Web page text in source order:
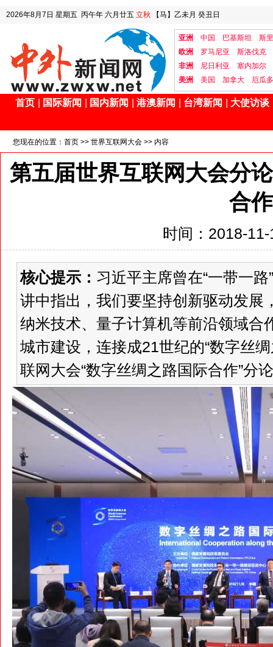
2026年8月7日 星期五 丙午年 六月廿五 立秋 【马】乙未月 癸丑日
亚洲 中国 巴基斯坦
斯
欧洲
罗马尼亚
斯洛伐克
非洲
尼日利亚
塞内加尔
美洲
美国 加拿大 厄瓜
首页 国际新闻 国内新闻 港澳新闻 台湾新闻 大使访谈
您现在的位置： 首页 >> 世界互联网大会 >> 内容
第五届世界互联网大会分
合
时间：2018-
核心提示： 习近平主席曾在“一带一
讲中指出，我们要坚持创新驱动发展
纳米技术、量子计算机等前沿领域合
城市建设，连接成21世纪的“数字丝
联网大会“数字丝绸之路国际合作”分